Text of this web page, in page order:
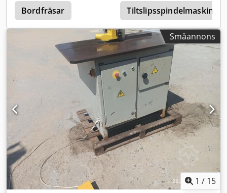
Bordfräsar Tiltslipsspindelmaskin
Småannons
1 / 15